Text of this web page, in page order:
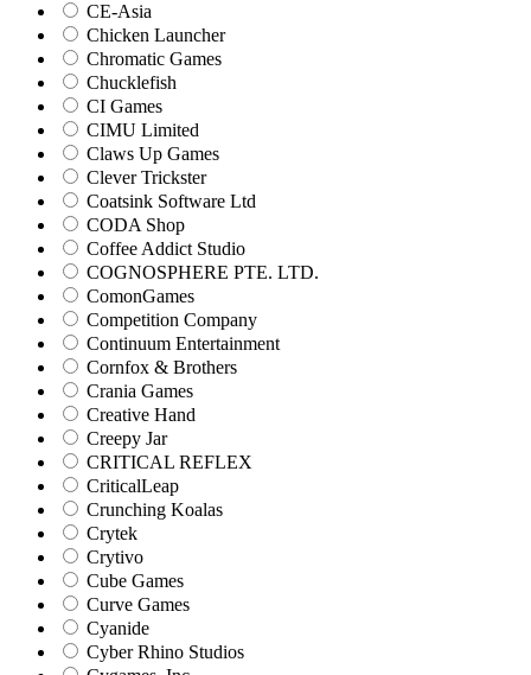
CE-Asia
Chicken Launcher
Chromatic Games
Chucklefish
CI Games
CIMU Limited
Claws Up Games
Clever Trickster
Coatsink Software Ltd
CODA Shop
Coffee Addict Studio
COGNOSPHERE PTE. LTD.
ComonGames
Competition Company
Continuum Entertainment
Cornfox & Brothers
Crania Games
Creative Hand
Creepy Jar
CRITICAL REFLEX
CriticalLeap
Crunching Koalas
Crytek
Crytivo
Cube Games
Curve Games
Cyanide
Cyber Rhino Studios